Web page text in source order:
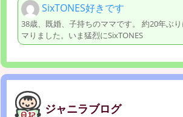
SixTONES好きです
38歳、既婚、子持ちのママです。 約20年ぶ
マりました。いま猛烈にSixTONES
ジャニラブログ